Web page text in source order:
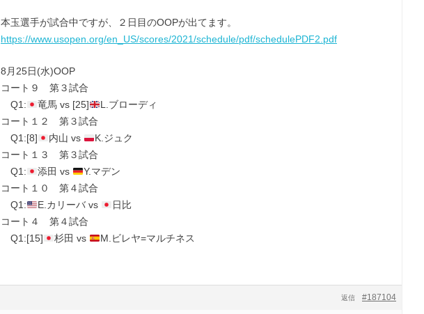
本玉選手が試合中ですが、２日目のOOPが出てます。
https://www.usopen.org/en_US/scores/2021/schedule/pdf/schedulePDF2.pdf
8月25日(水)OOP
コート９ 第３試合
Q1:
竜馬 vs [25]
L.ブローディ
コート１２ 第３試合
Q1:[8]
内山 vs
K.ジュク
コート１３ 第３試合
Q1:
添田 vs
Y.マデン
コート１０ 第４試合
Q1:
E.カリーバ vs
日比
コート４ 第４試合
Q1:[15]
杉田 vs M.ビレヤ=マルチネス
#187104
返信